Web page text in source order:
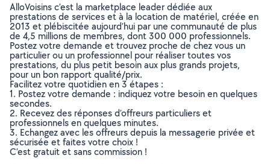
AlloVoisins c’est la marketplace leader dédiée aux
prestations de services et à la location de matériel, créée en
2013 et plébiscitée aujourd’hui par une communauté de plus
de 4,5 millions de membres, dont 300 000 professionnels.
Postez votre demande et trouvez proche de chez vous un
particulier ou un professionnel pour réaliser toutes vos
prestations, du plus petit besoin aux plus grands projets,
pour un bon rapport qualité/prix.
Facilitez votre quotidien en 3 étapes :
1. Postez votre demande : indiquez votre besoin en quelques
secondes.
2. Recevez des réponses d’offreurs particuliers et
professionnels en quelques minutes.
3. Echangez avec les offreurs depuis la messagerie privée et
sécurisée et faites votre choix !
C’est gratuit et sans commission !